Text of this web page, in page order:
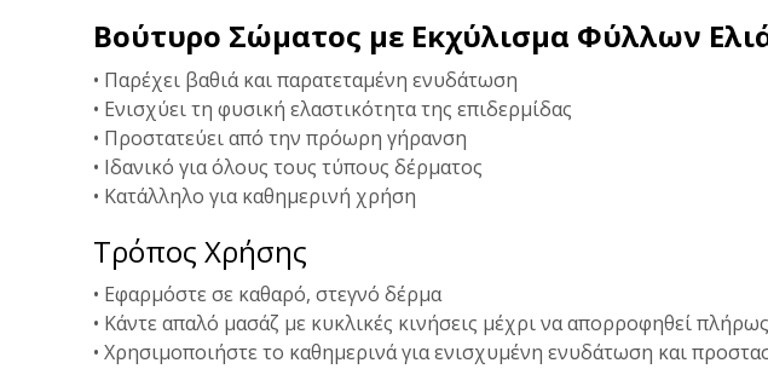
Βούτυρο Σώματος με Εκχύλισμα Φύλλων
• Παρέχει βαθιά και παρατεταμένη ενυδάτωση
• Ενισχύει τη φυσική ελαστικότητα της επιδερμίδας
• Προστατεύει από την πρόωρη γήρανση
• Ιδανικό για όλους τους τύπους δέρματος
• Κατάλληλο για καθημερινή χρήση
Τρόπος Χρήσης
• Εφαρμόστε σε καθαρό, στεγνό δέρμα
• Κάντε απαλό μασάζ με κυκλικές κινήσεις μέχρι να απορροφηθεί πλήρως
• Χρησιμοποιήστε το καθημερινά για ενισχυμένη ενυδάτωση και